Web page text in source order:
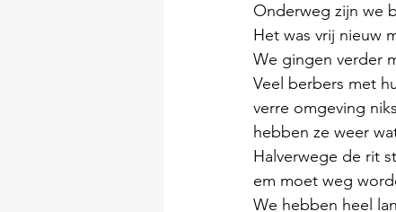
Onderweg zijn we
Het was vrij nieuw
We gingen verder
Veel berbers met
verre omgeving
hebben ze weer
Halverwege de rit
em moet weg
We hebben heel